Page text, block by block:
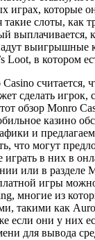
играх, которые
такие слоты, как
выплачивается,
выигрышные
Loot, в котором
считается,
сделать игрок,
обзор Monro
казино
и
что могут
в них в
или в разделе
игры
многие из
такими как
если они у них
для вывода